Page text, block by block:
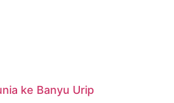
ke Banyu Urip